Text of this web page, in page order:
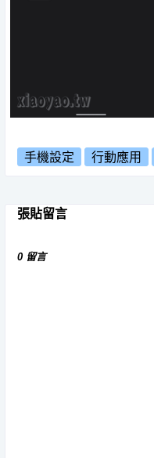
手機設定 行動應用
張貼留言
0 留言